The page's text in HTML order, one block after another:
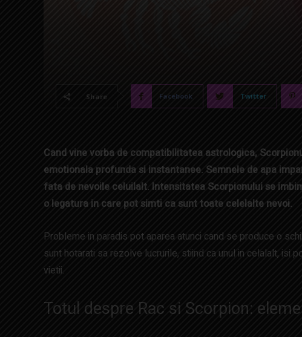
Share Facebook Twitter
Cand vine vorba de compatibilitatea astrologica,
emotionala profunda si instantanee. Semnele de apa
fata de nevoile celuilalt. Intensitatea Scorpionului se
o legatura in care pot simti ca sunt toate celelalte nevoi.
Probleme in paradis pot aparea atunci cand se produce o
sunt hotarati sa rezolve lucrurile, stiind ca unul in celalalt, isi
vietii.
Totul despre Rac si Scorpion: